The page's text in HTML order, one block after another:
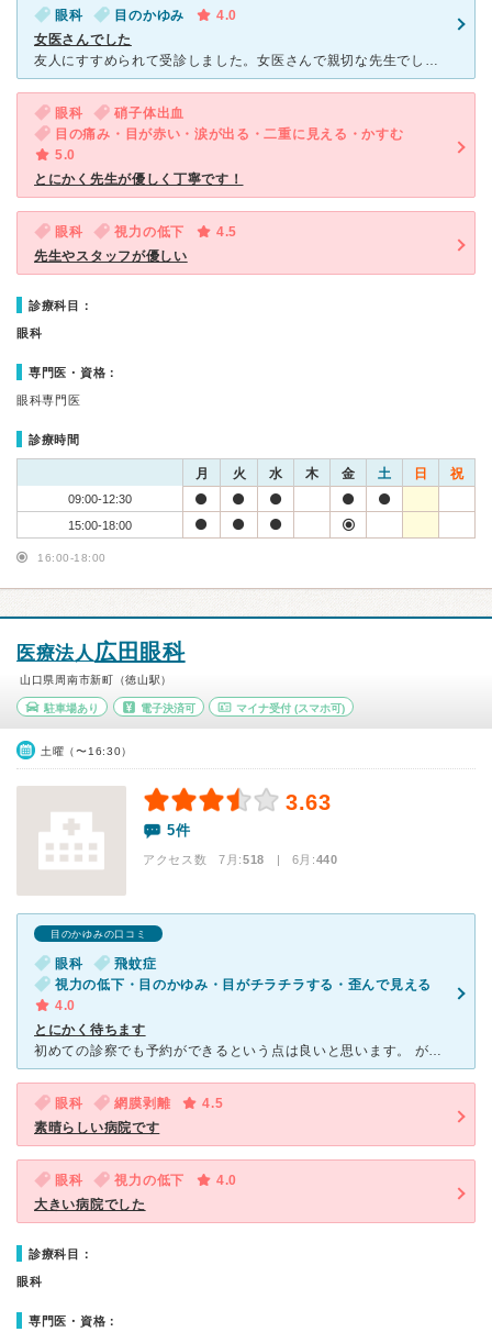
眼科 目のかゆみ
4.0
女医さんでした
友人にすすめられて受診しました。女医さんで親切な先生でした。 平日の午後から行ったのですが、患者さんは多かったです。それでもしばらく待ち合い室で待っているとじきに名前を呼ばれました。待ち合い室には雑
眼科
硝子体出血
目の痛み・目が赤い・涙が出る・二重に見える・かすむ
5.0
とにかく先生が優しく丁寧です！
眼科 視力の低下
4.5
先生やスタッフが優しい
診療科目：
眼科
専門医・資格：
眼科専門医
診療時間
月 火 水 木 金 土 日 祝
09:00-12:30
15:00-18:00
16:00-18:00
医療法人 広田眼科
山口県周南市新町（徳山駅）
駐車場あり 電子決済可 マイナ受付 (スマホ可)
土曜（〜16:30）
3.63
5件
アクセス数 7月:518 | 6月:440
目のかゆみの口コミ
眼科
飛蚊症
視力の低下・目のかゆみ・目がチラチラする・歪んで見える
4.0
とにかく待ちます
初めての診察でも予約ができるという点は良いと思います。 が、予約をしているにもかかわらず結局1時間半待ちました。 予約の意味があまりありません、、、 結局予約をしている先生ではなく早く順番が
眼科 網膜剥離
4.5
素晴らしい病院です
眼科 視力の低下
4.0
大きい病院でした
診療科目：
眼科
専門医・資格：